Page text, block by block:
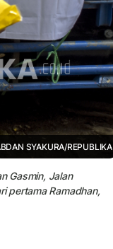
SYAKURA/REPUBLIKA
Gasmin, Jalan
pertama Ramadhan,